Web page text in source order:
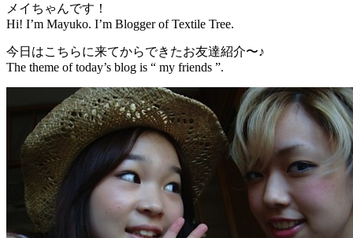
メイちゃんです！
Hi! I’m Mayuko. I’m Blogger of Textile Tree.
今日はこちらに来てからできたお友達紹介〜♪
The theme of today’s blog is “ my friends ”.